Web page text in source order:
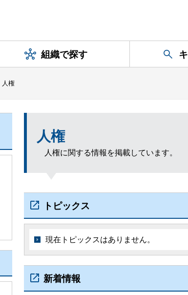
組織で探す
人権
人権
人権に関する情報を掲載しています。
トピックス
現在トピックスはありません。
新着情報